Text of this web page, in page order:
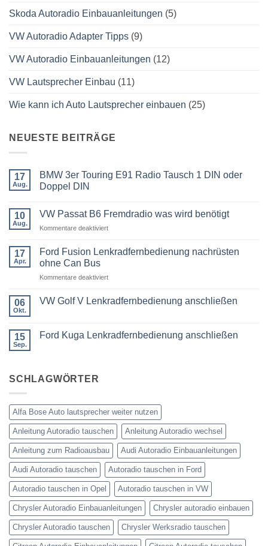
Skoda Autoradio Einbauanleitungen (5)
VW Autoradio Adapter Tipps (9)
VW Autoradio Einbauanleitungen (12)
VW Lautsprecher Einbau (11)
Wie kann ich Auto Lautsprecher einbauen (25)
NEUESTE BEITRÄGE
17
Aug.
BMW 3er Touring E91 Radio Tausch 1 DIN oder
Doppel DIN
zu
3er
Radio
Tausch
1
DIN
DIN
10
Aug.
VW Passat B6 Fremdradio was wird benötigt
Kommentare deaktiviertfür
Passat
was
benötigt
17
Apr.
Ford Fusion Lenkradfernbedienung nachrüsten
ohne Can Bus
Kommentare deaktiviertfür
Fusion
Can
06
Okt.
VW Golf V Lenkradfernbedienung anschließen
VW
15
Sep.
Ford Kuga Lenkradfernbedienung anschließen
Kuga
SCHLAGWÖRTER
Alfa Bose Auto lautsprecher weiter nutzen
Anleitung Autoradio tauschen Anleitung Autoradio wechsel
Anleitung zum Radioausbau Audi Autoradio Einbauanleitungen
Audi Autoradio tauschen Autoradio tauschen in Ford
Autoradio tauschen in Opel Autoradio tauschen in VW
Chrysler Autoradio Einbauanleitungen Chrysler autoradio einbauen
Chrysler Autoradio tauschen Chrysler Werksradio tauschen